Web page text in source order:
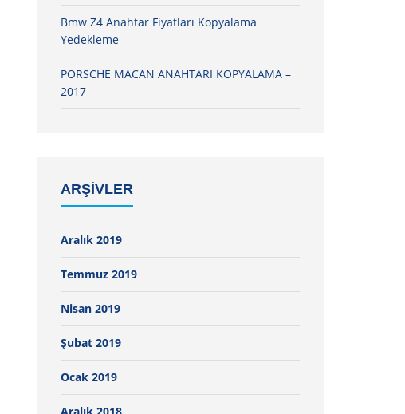
Bmw Z4 Anahtar Fiyatları Kopyalama
Yedekleme
PORSCHE MACAN ANAHTARI KOPYALAMA –
2017
ARŞIVLER
Aralık 2019
Temmuz 2019
Nisan 2019
Şubat 2019
Ocak 2019